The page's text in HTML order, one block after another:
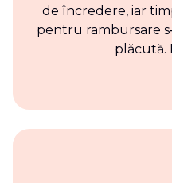
de încredere, iar
pentru rambursare
plăcută.